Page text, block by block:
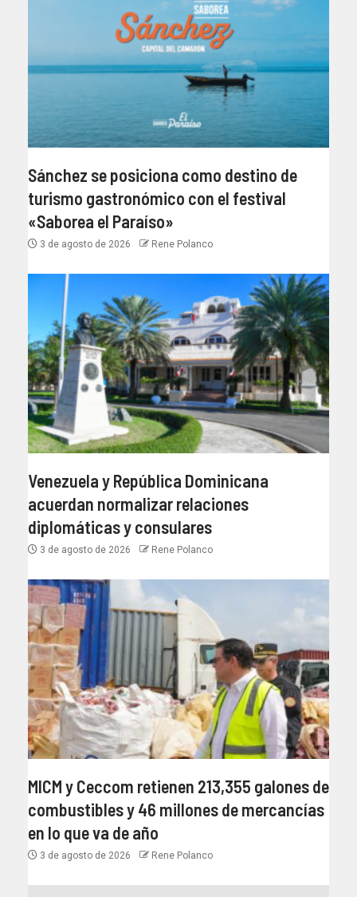
Sánchez se posiciona como destino de
turismo gastronómico con el festival
«Saborea el Paraíso»
3 de agosto de 2026 Rene Polanco
Venezuela y República Dominicana
acuerdan normalizar relaciones
diplomáticas y consulares
3 de agosto de 2026 Rene Polanco
MICM y Ceccom retienen 213,355 galones de
combustibles y 46 millones de mercancías
en lo que va de año
3 de agosto de 2026 Rene Polanco